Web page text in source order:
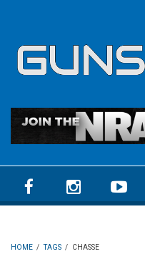
HOME / TAGS / CHASSE